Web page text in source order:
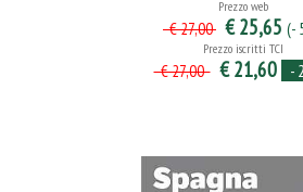
Prezzo web
€ 27,00 € 25,65 (-
Prezzo iscritti TCI
€ 27,00 € 21,60 -